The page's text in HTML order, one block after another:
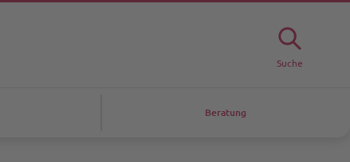
Suche
Beratung